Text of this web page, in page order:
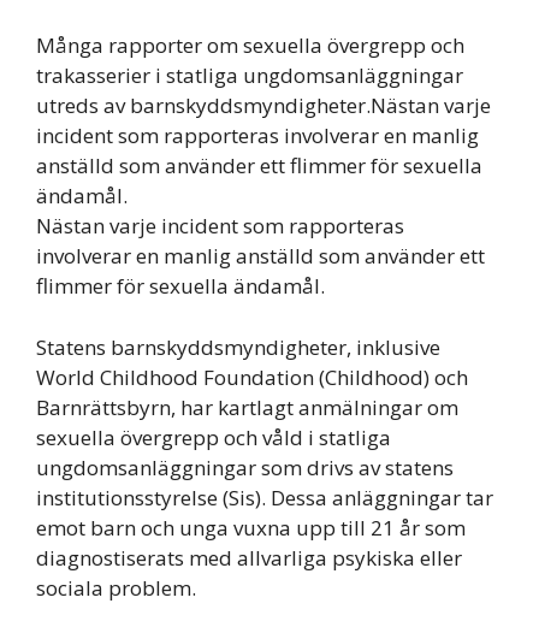
Många rapporter om sexuella övergrepp och
trakasserier i statliga ungdomsanläggningar
utreds av barnskyddsmyndigheter.Nästan varje
incident som rapporteras involverar en manlig
anställd som använder ett flimmer för sexuella
ändamål.
Nästan varje incident som rapporteras
involverar en manlig anställd som använder ett
flimmer för sexuella ändamål.
Statens barnskyddsmyndigheter, inklusive
World Childhood Foundation (Childhood) och
Barnrättsbyrn, har kartlagt anmälningar om
sexuella övergrepp och våld i statliga
ungdomsanläggningar som drivs av statens
institutionsstyrelse (Sis). Dessa anläggningar tar
emot barn och unga vuxna upp till 21 år som
diagnostiserats med allvarliga psykiska eller
sociala problem.